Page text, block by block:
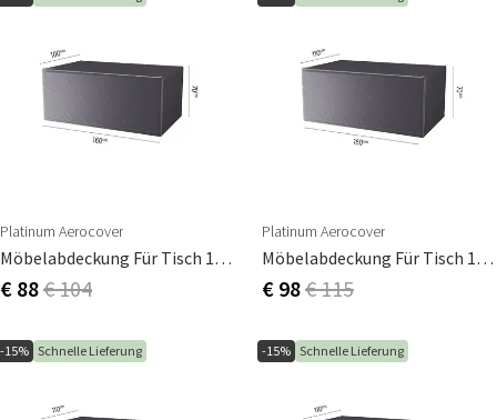
Platinum Aerocover
Möbelabdeckung Für Tisch 160X100cm
€ 88€ 104
Platinum Aerocover
Möbelabdeckung Für Tisch 180X110cm
€ 98€ 115
-15% Schnelle Lieferung -15% Schnelle Lieferung